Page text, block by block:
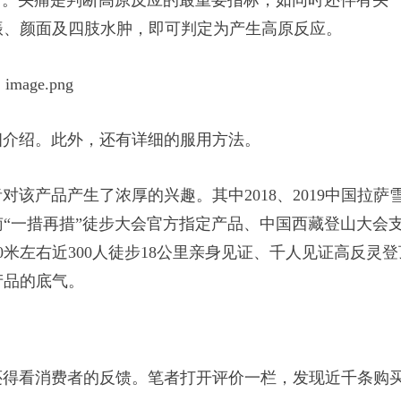
颜面及四肢水肿，即可判定为产生高原反应。
。此外，还有详细的服用方法。
产品产生了浓厚的兴趣。其中2018、2019中国拉萨
措再措”徒步大会官方指定产品、中国西藏登山大会
左右近300人徒步18公里亲身见证、千人见证高反灵登
的底气。
消费者的反馈。笔者打开评价一栏，发现近千条购